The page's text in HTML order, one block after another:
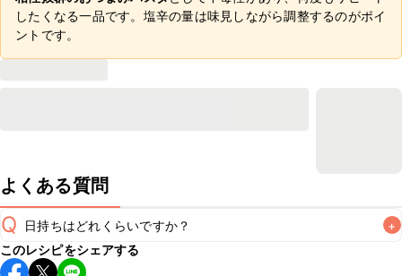
したくなる一品です。塩辛の量は味見しながら調整するのがポイ
ントです。
よくある質問
Q 日持ちはどれくらいですか？ +
こちらのレシピは出来たてをお召し上がりいただくことをお
このレシピをシェアする